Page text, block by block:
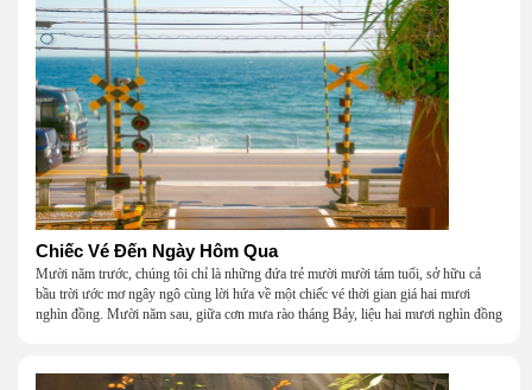
Chiếc Vé Đến Ngày Hôm Qua
Mười năm trước, chúng tôi chỉ là những đứa trẻ mười mười tám tuổi, sở hữu cả
bầu trời ước mơ ngây ngô cùng lời hứa về một chiếc vé thời gian giá hai mươi
nghìn đồng. Mười năm sau, giữa cơn mưa rào tháng Bảy, liệu hai mươi nghìn đồng